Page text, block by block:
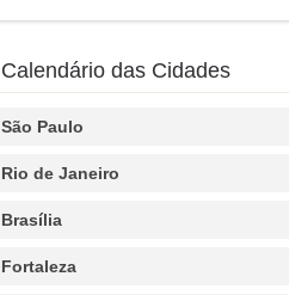
Calendário das Cidades
São Paulo
Rio de Janeiro
Brasília
Fortaleza